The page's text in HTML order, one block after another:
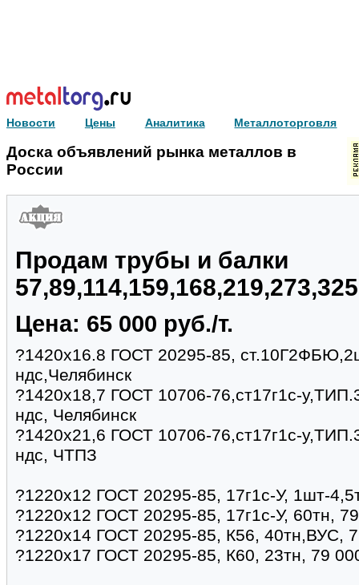
Новости Цены Аналитика Металлоторговля
Доска объявлений рынка металлов в
России
Продам трубы и балки
Цена: 65 000 руб./т.
?1420х16.8 ГОСТ 20295-85,
ндс,Челябинск
?1420х18,7 ГОСТ 10706-76,ст17г1с-
ндс, Челябинск
?1420х21,6 ГОСТ 10706-76,ст17г1с-
ндс, ЧТПЗ
?1220х12 ГОСТ 20295-85, 17г1с-У, 1шт-
?1220х12 ГОСТ 20295-85, 17г1с-У, 60тн,
?1220х14 ГОСТ 20295-85, К56, 40тн,ВУС,
?1220х17 ГОСТ 20295-85, К60, 23тн, 79